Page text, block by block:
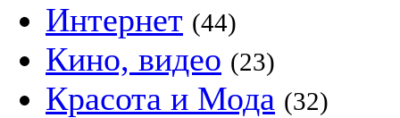
Интернет (44)
Кино, видео (23)
Красота и Мода (32)